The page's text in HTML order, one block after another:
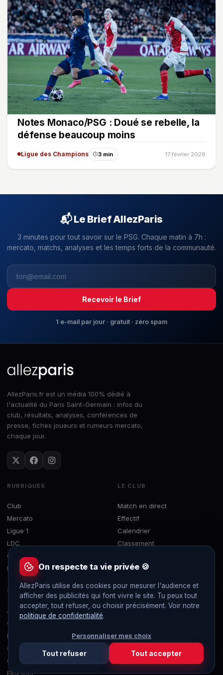
Notes Monaco/PSG : Doué se rebelle, la
défense beaucoup moins
Ligue des Champions 3 min 17 février 2026
📬 Le Brief AllezParis
3 minutes pour tout savoir sur le PSG. Chaque matin à 7h :
mercato, matchs, analyses et les temps forts de la communauté.
Recevoir le Brief
1 e-mail par jour · gratuit · zéro spam
AllezParis.fr est un média 100% dédié à
l'actualité du Paris Saint-Germain : infos du
club, résultats, analyses, conférences de
presse, fiches joueurs et rumeurs mercato,
chaque jour.
RUBRIQUES
Club
Mercato
Ligue 1
LDC
Coupes
EDF
LE CLUB
Match en direct
Effectif
Calendrier
Classement
Le Brief
LE SITE
À propos
Contact
Mentions légales
Confidentialité
Gérer les cookies
Flux RSS
On respecte ta vie privée 🍪
AllezParis utilise des cookies pour mesurer l'audience et
afficher des publicités qui font vivre le site. Tu peux tout
accepter, tout refuser, ou choisir précisément. Voir notre
politique de confidentialité.
Personnaliser mes choix
Tout refuser Tout accepter